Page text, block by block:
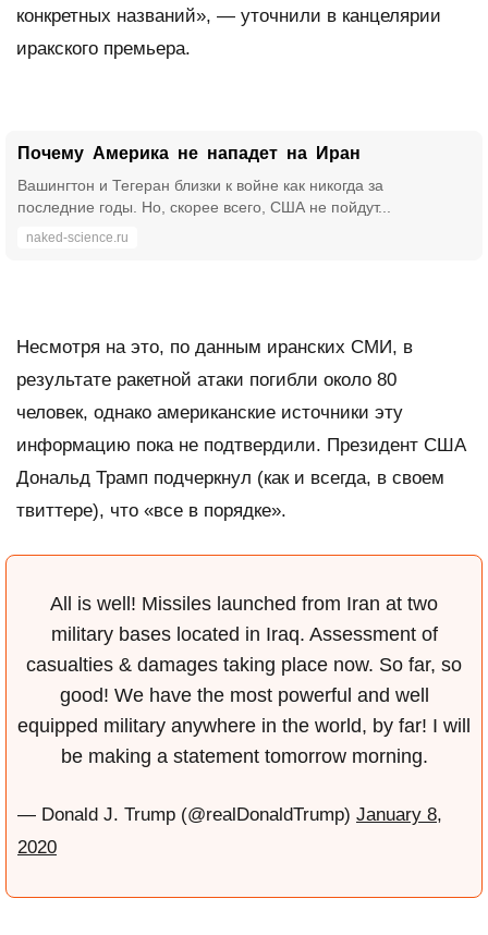
конкретных названий», — уточнили в канцелярии
иракского премьера.
Почему Америка не нападет на Иран
Вашингтон и Тегеран близки к войне как никогда за
последние годы. Но, скорее всего, США не пойдут...
naked-science.ru
Несмотря на это, по данным иранских СМИ, в
результате ракетной атаки погибли около 80
человек, однако американские источники эту
информацию пока не подтвердили. Президент США
Дональд Трамп подчеркнул (как и всегда, в своем
твиттере), что «все в порядке».
All is well! Missiles launched from Iran at two
military bases located in Iraq. Assessment of
casualties & damages taking place now. So far, so
good! We have the most powerful and well
equipped military anywhere in the world, by far! I will
be making a statement tomorrow morning.
— Donald J. Trump (@realDonaldTrump) January 8,
2020